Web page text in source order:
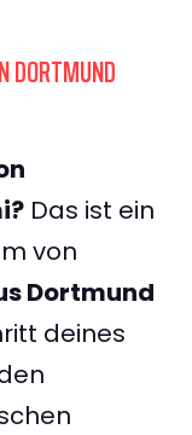
DORTMUND
Das ist ein
von
Dortmund
deines